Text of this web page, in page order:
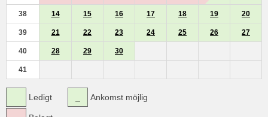
38 14 15 16 17 18 19 20
39 21 22 23 24 25 26 27
40 28 29 30
41
Ledigt Ankomst möjlig